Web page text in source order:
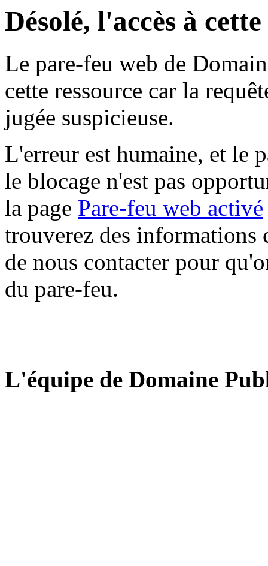
Désolé, l'accès à
Le pare-feu web de
cette ressource car la
jugée suspicieuse.
L'erreur est humaine, et le
le blocage n'est pas
la page Pare-feu web activé
trouverez des informations
de nous contacter pour
du pare-feu.
L'équipe de Domaine